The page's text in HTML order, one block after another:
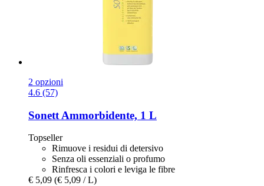
2 opzioni
4.6 (57)
Sonett Ammorbidente, 1 L
Topseller
Rimuove i residui di detersivo
Senza oli essenziali o profumo
Rinfresca i colori e leviga le fibre
€ 5,09 (€ 5,09 / L)